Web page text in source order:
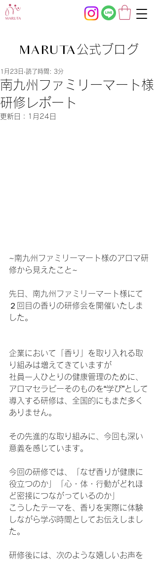
MARUTA公式ブログ
南九州ファミリーマート様
研修レポート
1月23日 読了時間: 3分
更新日： 1月24日
~南九州ファミリーマート様のアロマ研
修から見えたこと~
先日、南九州ファミリーマート様にて
２回目の香りの研修会を開催いたしま
した。
企業において「香り」を取り入れる取
り組みは増えてきていますが
社員一人ひとりの健康管理のために、
アロマセラピーそのものを“学び”として
導入する研修は、全国的にもまだ多く
ありません。
その先進的な取り組みに、今回も深い
意義を感じています。
今回の研修では、「なぜ香りが健康に
役立つのか」「心・体・行動がどれほ
ど密接につながっているのか」
こうしたテーマを、香りを実際に体験
しながら学ぶ時間としてお伝えしまし
た。
研修後には、次のような嬉しいお声を